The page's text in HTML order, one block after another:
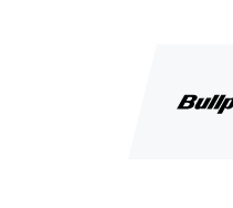
der er placeret i grebet.